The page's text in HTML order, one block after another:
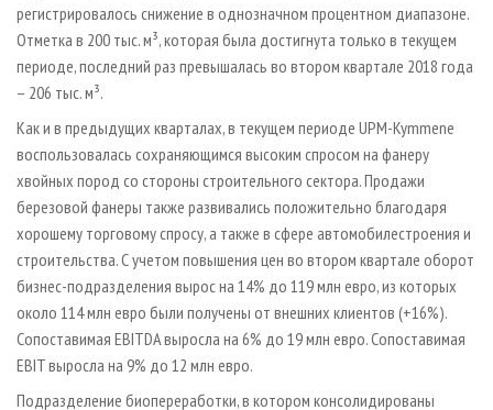
ИНСТРУМЕНТ И МАТЕРИАЛЫ
БИБЛИОТЕКА СПЕЦИАЛИСТА
регистрировалось снижение в однозначном процентном диапазоне.
Отметка в 200 тыс. м³, которая была достигнута только в текущем
периоде, последний раз превышалась во втором квартале 2018 года
– 206 тыс. м³.
Как и в предыдущих кварталах, в текущем периоде UPM-Kymmene
воспользовалась сохраняющимся высоким спросом на фанеру
хвойных пород со стороны строительного сектора. Продажи
березовой фанеры также развивались положительно благодаря
хорошему торговому спросу, а также в сфере автомобилестроения и
строительства. С учетом повышения цен во втором квартале оборот
бизнес-подразделения вырос на 14% до 119 млн евро, из которых
около 114 млн евро были получены от внешних клиентов (+16%).
Сопоставимая EBITDA выросла на 6% до 19 млн евро. Сопоставимая
EBIT выросла на 9% до 12 млн евро.
Подразделение биопереработки, в котором консолидированы